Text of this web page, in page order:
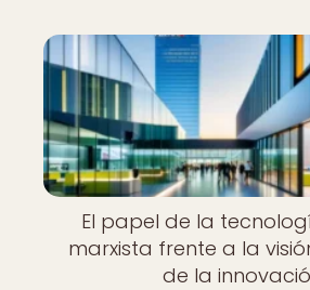
El papel de la
marxista frente a la
de la